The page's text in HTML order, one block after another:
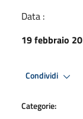
Data :
19 febbraio
Condividi
Categorie: